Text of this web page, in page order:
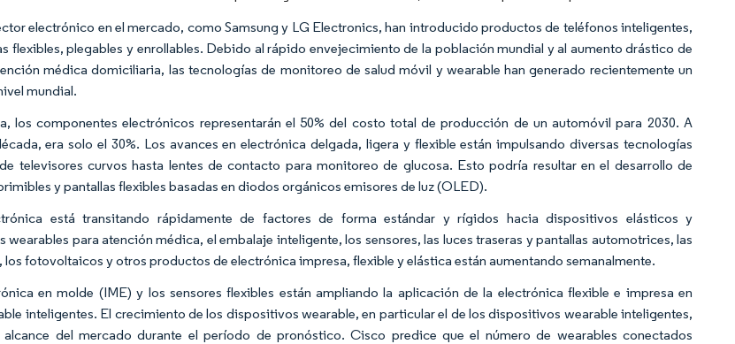
electrónico en el mercado, como Samsung y LG Electronics, han introducido productos de teléfonos inteligentes,
flexibles, plegables y enrollables. Debido al rápido envejecimiento de la población mundial y al aumento drástico de
médica domiciliaria, las tecnologías de monitoreo de salud móvil y wearable han generado recientemente un
mundial.
los componentes electrónicos representarán el 50% del costo total de producción de un automóvil para 2030. A
era solo el 30%. Los avances en electrónica delgada, ligera y flexible están impulsando diversas tecnologías
televisores curvos hasta lentes de contacto para monitoreo de glucosa. Esto podría resultar en el desarrollo de
y pantallas flexibles basadas en diodos orgánicos emisores de luz (OLED).
está transitando rápidamente de factores de forma estándar y rígidos hacia dispositivos elásticos y
wearables para atención médica, el embalaje inteligente, los sensores, las luces traseras y pantallas automotrices, las
los fotovoltaicos y otros productos de electrónica impresa, flexible y elástica están aumentando semanalmente.
en molde (IME) y los sensores flexibles están ampliando la aplicación de la electrónica flexible e impresa en
inteligentes. El crecimiento de los dispositivos wearable, en particular el de los dispositivos wearable inteligentes,
del mercado durante el período de pronóstico. Cisco predice que el número de wearables conectados